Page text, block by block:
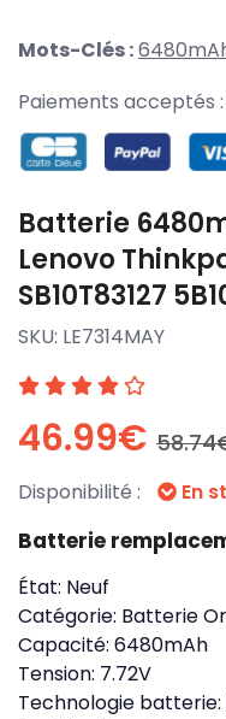
Mots-Clés :
Paiements acceptés :
Batterie
Lenovo
SB10T83127
SKU: LE7314MAY
46.99€
Disponibilité : En
Batterie
État: Neuf
Catégorie: Batterie
Capacité: 6480mAh
Tension: 7.72V
Technologie batterie: